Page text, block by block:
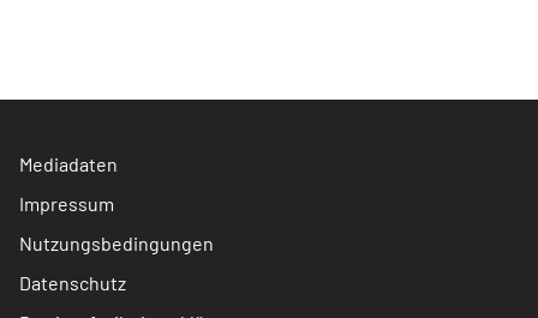
Mediadaten
Impressum
Nutzungsbedingungen
Datenschutz